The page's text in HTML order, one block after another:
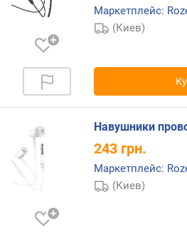
е
т
в
у
р
д
л
о
и
Маркетплейс:
(Киев)
Навушники
243 грн.
Маркетплейс:
(Киев)